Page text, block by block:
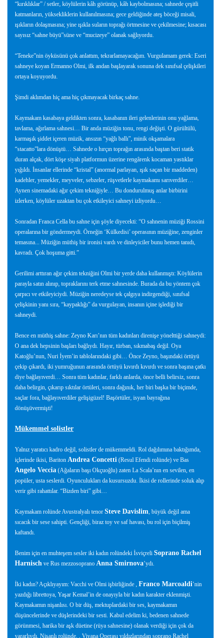
“kırıklıklar” / setler, köylülerin kâh görünüp, kâh kaybolmasına; sahnede çeşitli
katmanların, yüksekliklerin kullanılmasına; gece geldiğinde ateş böceği misali,
ışıkların dolaşmasına; yine ışıkla suların toprağı örtmesine ve çekilmesine; kısacası
sayısız “sahne büyü”süne ve “mucizeye” olanak sağlıyordu.
“Teneke”nin öyküsünü çok anlattım, tekrarlamayacağım. Vurgulamam gerek: Eseri
sahneye koyan Ermanno Olmi, ilk andan başlayarak sonuna dek sınıfsal çelişkileri
ortaya koyuyordu.
Şimdi aklımdan hiç ama hiç çıkmayacak birkaç sahne.
Kaymakam kasabaya geldikten sonra, kasabanın ileri gelenlerinin onu yağlama,
tavlama, ağırlama sahnesi… Bir anda müziğin tonu, rengi değişti. O gürültülü,
karmaşık şiddet içeren müzik, ansızın “yağlı ballı”, minik okşamalara
“stacatto”lara dönüştü… Sahnede o hırçın toprağın arasında baştan beri statik
duran alçak, dört köşe siyah platformun üzerine rengârenk kocaman yastıklar
yığıldı. İnsanlar ellerinde “kristal” (anormal parlayan, ışık saçan bir maddeden)
kadehler, yemekler, meyveler, sebzeler, rüşvetlerle kaymakamı sarıverdiler…
Aynen sinemadaki ağır çekim tekniğiyle… Bu dondurulmuş anlar birbirini
izlerken, köylüler uzaktan bu çok etkileyici sahneyi izliyordu…
Sonradan Franca Cella bu sahne için şöyle diyecekti: “O sahnenin müziği Rossini
operalarına bir göndermeydi. Örneğin ‘Külkedisi’ operasının müziğine, zenginler
temasına... Müziğin müthiş bir ironisi vardı ve dinleyiciler bunu hemen tanıdı,
kavradı. Çok hoşuma gitti.”
Gerilimi arttıran ağır çekim tekniğini Olmi bir yerde daha kullanmıştı: Köylülerin
parayla satın alınıp, topraklarını terk etme sahnesinde. Burada da bu yöntem çok
çarpıcı ve etkileyiciydi. Müziğin neredeyse tek çalgıya indirgendiği, sınıfsal
çelişkinin yanı sıra, “kaypaklığı” da vurgulayan, insanın içine işlediği bir
sahneydi.
Bence en müthiş sahne: Zeyno Karı’nın tüm kadınları direnişe yönelttiği sahneydi:
O ana dek hepsinin başları bağlıydı. Hayır, türban, sıkmabaş değil. Oya
Katoğlu’nun, Nuri İyem’in tablolarındaki gibi… Önce Zeyno, başındaki örtüyü
çekip çıkardı, iki yumruğunun arasında örtüyü kıvırdı kıvırdı ve sonra başına çatkı
diye bağlayıverdi… Sonra tüm kadınlar, farklı anlarda, önce belli belirsiz, sonra
daha belirgin, çıkarıp sıktılar örtüleri, sonra dağınık, her biri başka bir biçimde,
saçlar fora, bağlayıverdiler gelişigüzel! Başörtüler, isyan bayrağına
dönüşüvermişti!
Mükemmel solistler
Yalnız yaratıcı kadro değil, solistler de mükemmeldi. Rol dağılımına baktığımda,
içlerinde ikisi, Bariton Andrea Concetti (Resul Efendi rolünde) ve Bas
Angelo Veccia (Ağaların başı Okçuoğlu) zaten La Scala’nın en sevilen, en
popüler, usta seslerdi. Oyunculukları da kusursuzdu. İkisi de rollerinde soluk alıp
verir gibi rahattılar. “Bizden biri” gibi…
Kaymakam rolünde Avustralyalı tenor Steve Davislim, büyük değil ama
sıcacık bir sese sahipti. Gençliği, biraz toy ve saf havası, bu rol için biçilmiş
kaftandı.
Benim için en muhteşem sesler iki kadın rolündeki İsviçreli Soprano Rachel
Harnisch ve Rus mezzosoprano Anna Smirnova’ydı.
İki kadın? Açıklıyayım: Vacchi ve Olmi işbirliğinde , Franco Marcoaldi’nin
yazdığı librettoya, Yaşar Kemal’in de onayıyla bir kadın karakter eklenmişti.
Kaymakamın nişanlısı. O bir düş, mektuplardaki bir ses, kaymakamın
düşüncelerinde ve düşlerindeki bir sesti. Kabul edelim ki, bedenen sahnede
görünmesi, harika bir aşk düetine (rüya sahnesine) olanak verdiği için çok da
yararlıydı. Nişanlı rolünde, , Viyana Operası yıldızlarından soprano Rachel